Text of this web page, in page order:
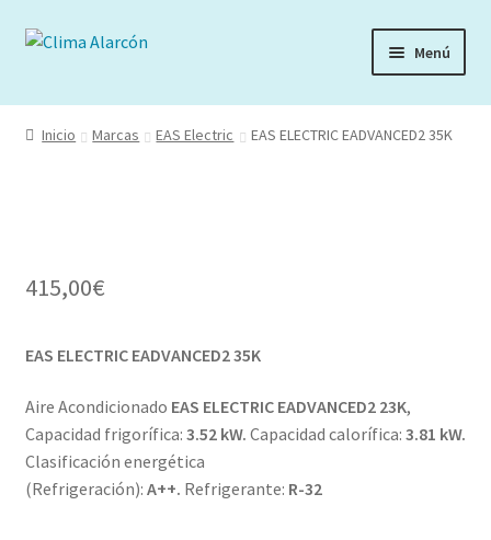
Ir
Ir
Menú
Inicio Marcas EAS Electric EAS ELECTRIC EADVANCED2 35K
415,00€
EAS ELECTRIC EADVANCED2 35K
Aire Acondicionado EAS ELECTRIC EADVANCED2 23K,
Capacidad frigorífica: 3.52 kW. Capacidad calorífica: 3.81 kW.
Clasificación energética
(Refrigeración): A++. Refrigerante: R-32